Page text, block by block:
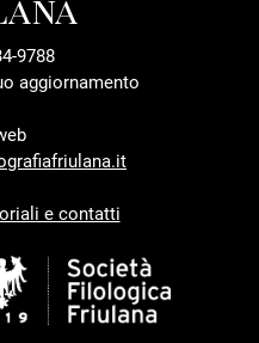
9788
aggiornamento
e contatti